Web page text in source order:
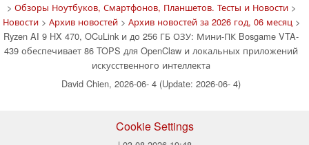
> Обзоры Ноутбуков, Смартфонов, Планшетов. Тесты и Новости>
Новости> Архив новостей> Архив новостей за 2026 год, 06 месяц>
Ryzen AI 9 HX 470, OCuLink и до 256 ГБ ОЗУ: Мини-ПК Bosgame VTA-
439 обеспечивает 86 TOPS для OpenClaw и локальных приложений
искусственного интеллекта
David Chien, 2026-06- 4 (Update: 2026-06- 4)
Cookie Settings